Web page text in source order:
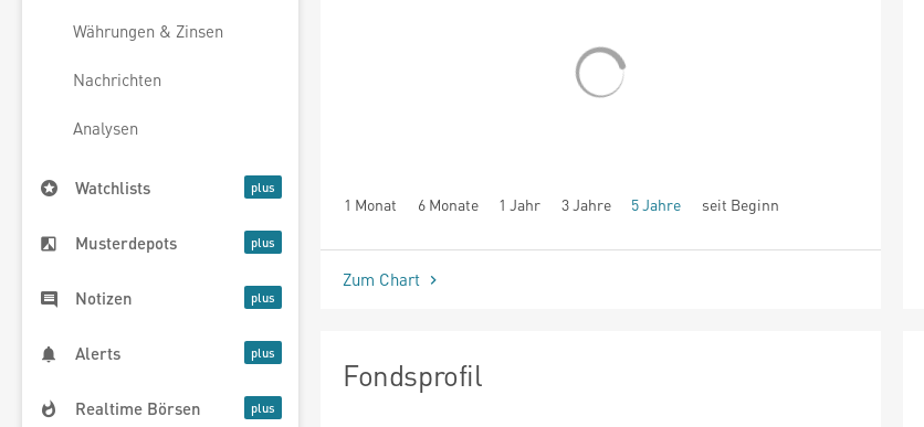
Währungen & Zinsen
Nachrichten
Analysen
Watchlists
Musterdepots
Notizen
Alerts
Realtime Börsen
1 Monat 6 Monate 1 Jahr 3 Jahre 5 Jahre seit Beginn
Zum Chart
Fondsprofil